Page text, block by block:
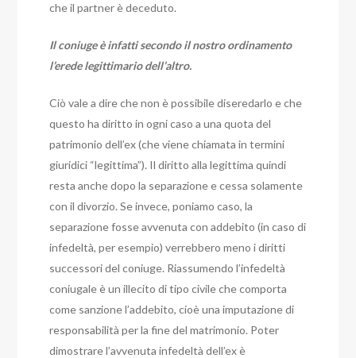
che il partner è deceduto.
Il coniuge è infatti secondo il nostro ordinamento
l’erede legittimario dell’altro.
Ciò vale a dire che non è possibile diseredarlo e che
questo ha diritto in ogni caso a una quota del
patrimonio dell’ex (che viene chiamata in termini
giuridici “legittima”). Il diritto alla legittima quindi
resta anche dopo la separazione e cessa solamente
con il divorzio.Se invece, poniamo caso, la
separazione fosse avvenuta con addebito (in caso di
infedeltà, per esempio) verrebbero meno i diritti
successori del coniuge. Riassumendo l’infedeltà
coniugale è un illecito di tipo civile che comporta
come sanzione l’addebito, cioè una imputazione di
responsabilità per la fine del matrimonio. Poter
dimostrare l’avvenuta infedeltà dell’ex è